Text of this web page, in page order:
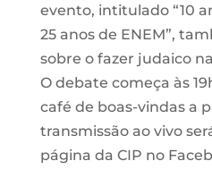
evento, intitulado “10
25 anos de ENEM”,
sobre o fazer judaico
O debate começa às
café de boas-vindas a
transmissão ao vivo
página da CIP no